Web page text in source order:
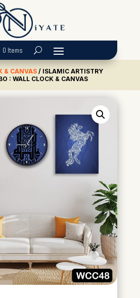
0 Items
& CANVAS/ ISLAMIC ARTISTRY
: WALL CLOCK & CANVAS